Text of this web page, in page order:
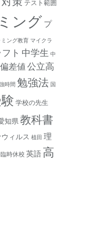
テスト範囲
ング プ
ング教育 マイクラ
ト 中学生 中
偏差値 公立高
時間 勉強法 国
学校の先生
知県 教科書
ィルス 植田 理
臨時休校 英語 高